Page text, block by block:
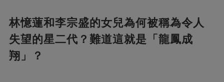
林憶蓮和李宗盛的女兒為何被稱為令人
失望的星二代？難道這就是「龍鳳成
翔」？